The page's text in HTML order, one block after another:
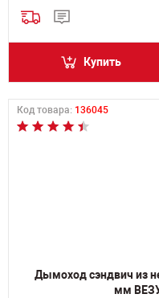
Купить
Код товара: 136045
Дымоход сэндвич из
мм